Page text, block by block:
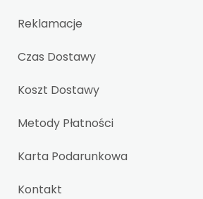
Reklamacje
Czas Dostawy
Koszt Dostawy
Metody Płatności
Karta Podarunkowa
Kontakt